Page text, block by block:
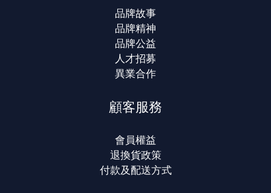
品牌故事
品牌精神
品牌公益
人才招募
異業合作
顧客服務
會員權益
退換貨政策
付款及配送方式